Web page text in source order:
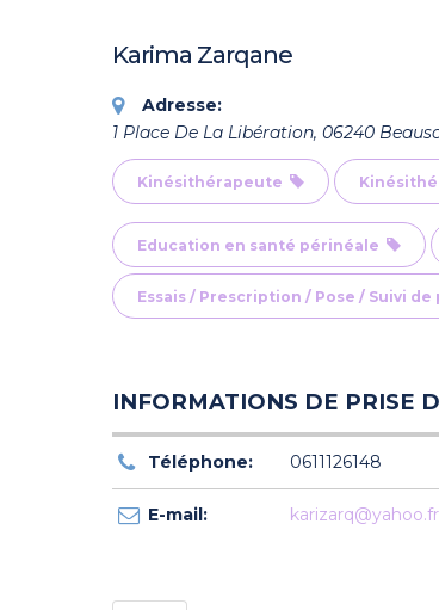
Karima Zarqane
Adresse:
1 Place De La Libération, 06240
Kinésithérapeute
Education en santé périnéale
Essais / Prescription / Pose / Suivi de
INFORMATIONS DE PRISE
Téléphone: 0611126148
E-mail: karizarq@yahoo.fr